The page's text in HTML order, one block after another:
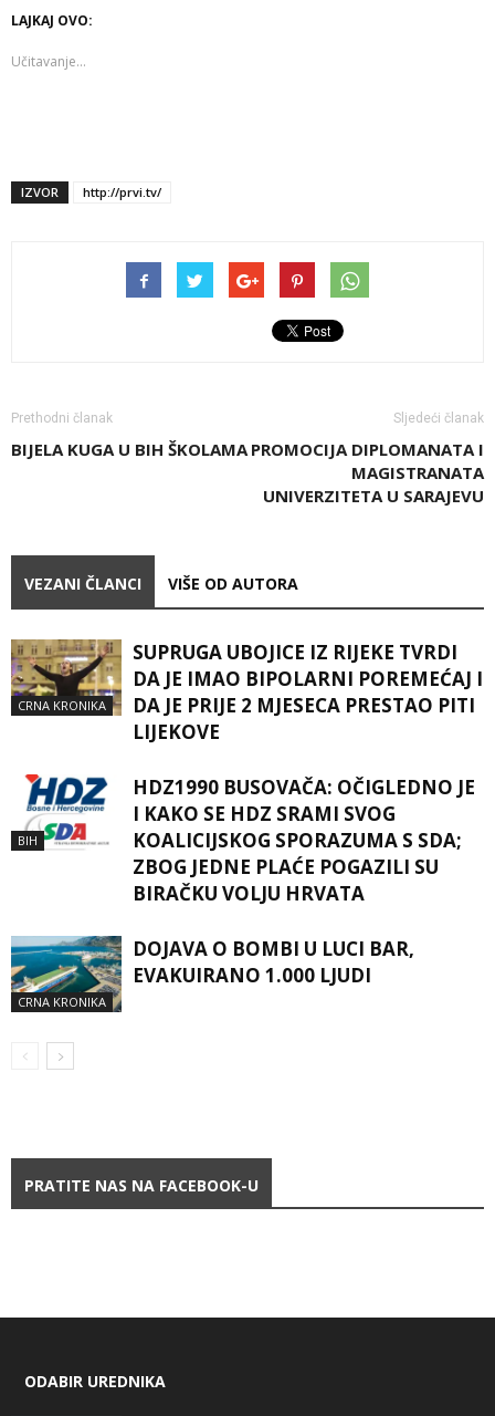
LAJKAJ OVO:
Učitavanje...
IZVOR http://prvi.tv/
Prethodni članak
BIJELA KUGA U BIH ŠKOLAMA
Sljedeći članak
PROMOCIJA DIPLOMANATA I
MAGISTRANATA
UNIVERZITETA U SARAJEVU
VEZANI ČLANCI VIŠE OD AUTORA
CRNA KRONIKA
SUPRUGA UBOJICE IZ RIJEKE TVRDI
DA JE IMAO BIPOLARNI POREMEĆAJ I
DA JE PRIJE 2 MJESECA PRESTAO PITI
LIJEKOVE
BIH
HDZ1990 BUSOVAČA: OČIGLEDNO JE
I KAKO SE HDZ SRAMI SVOG
KOALICIJSKOG SPORAZUMA S SDA;
ZBOG JEDNE PLAĆE POGAZILI SU
BIRAČKU VOLJU HRVATA
CRNA KRONIKA
DOJAVA O BOMBI U LUCI BAR,
EVAKUIRANO 1.000 LJUDI
PRATITE NAS NA FACEBOOK-U
ODABIR UREDNIKA